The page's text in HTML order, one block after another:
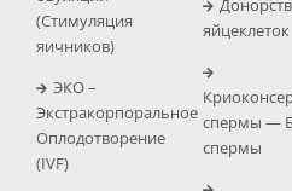
(Стимуляция
яичников)
ЭКО –
Экстракорпоральное
Оплодотворение
(IVF)
яйцеклеток
спермы —
спермы